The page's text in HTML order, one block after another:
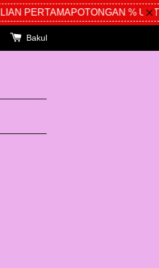
PERTAMAPOTONGAN %
Bakul